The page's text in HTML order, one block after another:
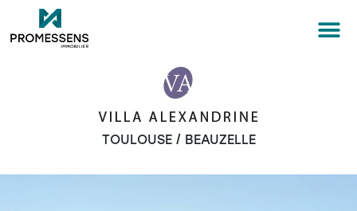
TOULOUSE / BEAUZELLE